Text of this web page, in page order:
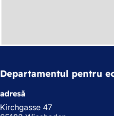
Departamentul pentru
adresă
Kirchgasse 47